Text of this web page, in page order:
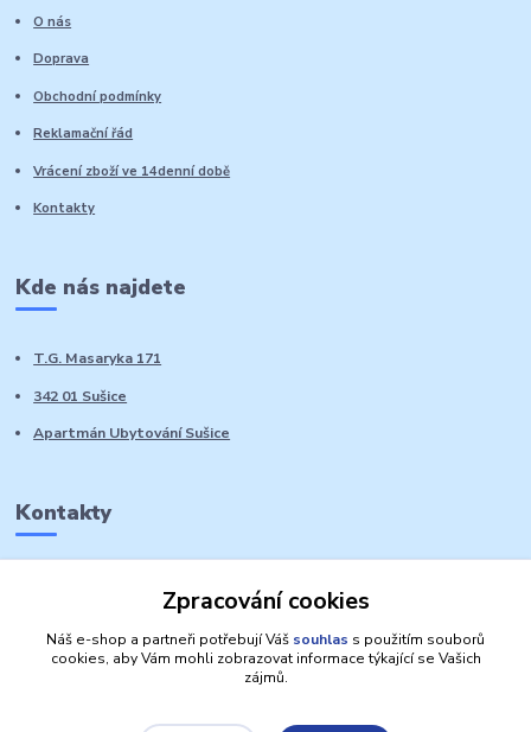
O nás
Doprava
Obchodní podmínky
Reklamační řád
Vrácení zboží ve 14denní době
Kontakty
Kde nás najdete
T.G. Masaryka 171
342 01 Sušice
Apartmán Ubytování Sušice
Kontakty
Zpracování cookies
Náš e-shop a partneři potřebují Váš souhlas s použitím souborů
cookies, aby Vám mohli zobrazovat informace týkající se Vašich
zájmů.